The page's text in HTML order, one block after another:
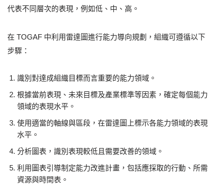
代表不同層次的表現，例如低、中、高。
在 TOGAF 中利用雷達圖進行能力導向規劃，組織可遵循以下
步驟：
識別對達成組織目標而言重要的能力領域。
根據當前表現、未來目標及產業標準等因素，確定每個能力
領域的表現水平。
使用適當的軸線與區段，在雷達圖上標示各能力領域的表現
水平。
分析圖表，識別表現較低且需要改善的領域。
利用圖表引導制定能力改進計畫，包括應採取的行動、所需
資源與時間表。